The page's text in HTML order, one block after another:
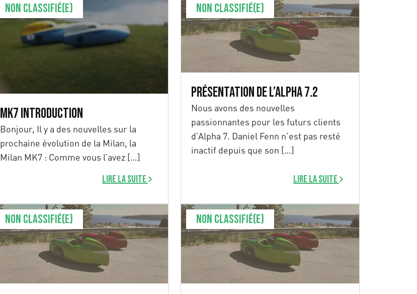
Non classifié(e)
MK7 Introduction
Bonjour, Il y a des nouvelles sur la
prochaine évolution de la Milan, la
Milan MK7 : Comme vous l’avez […]
Lire la suite
Non classifié(e)
Présentation de l’Alpha 7.2
Nous avons des nouvelles
passionnantes pour les futurs clients
d’Alpha 7. Daniel Fenn n’est pas resté
inactif depuis que son […]
Lire la suite
Non classifié(e) Non classifié(e)